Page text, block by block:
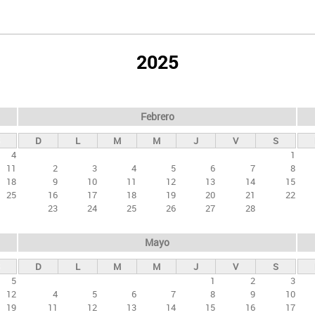
2025
4
11
18
25
Febrero
D L M M J V
S
1
2
3 4 5 6 7
8
9
10 11 12 13 14
15
16
17 18 19 20 21
22
23
24 25 26 27 28
5
12
19
Mayo
D L M M J V
S
1
2
3
4
5 6 7 8 9
10
11
12 13 14 15 16
17